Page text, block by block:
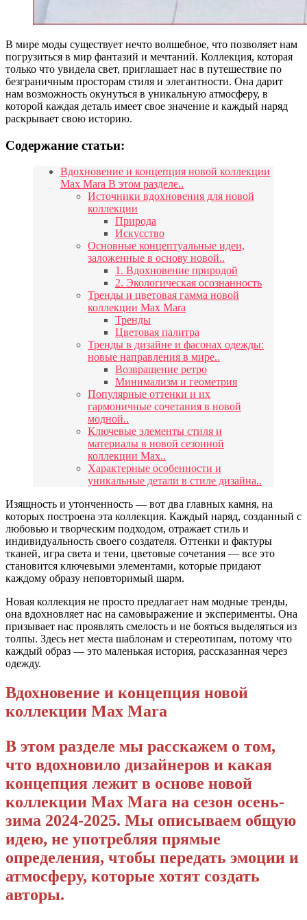
В мире моды существует нечто волшебное, что позволяет нам
погрузиться в мир фантазий и мечтаний. Коллекция, которая
только что увидела свет, приглашает нас в путешествие по
безграничным просторам стиля и элегантности. Она дарит
нам возможность окунуться в уникальную атмосферу, в
которой каждая деталь имеет свое значение и каждый наряд
раскрывает свою историю.
Содержание статьи:
Вдохновение и концепция новой коллекции
Max Mara В этом разделе..
Источники вдохновения для новой
коллекции
Природа
Искусство
Основные концептуальные идеи,
заложенные в основу новой..
1. Вдохновение природой
2. Экологическая осознанность
Тренды и цветовая гамма новой
коллекции Max Mara
Тренды
Цветовая палитра
Тренды в дизайне и фасонах одежды:
новые направления в мире..
Возвращение ретро
Минимализм и геометрия
Популярные оттенки и их
гармоничные сочетания в новой
модной..
Ключевые элементы стиля и
материалы в новой сезонной
коллекции Max..
Характерные особенности и
уникальные детали в стиле дизайна..
Изящность и утонченность — вот два главных камня, на
которых построена эта коллекция. Каждый наряд, созданный с
любовью и творческим подходом, отражает стиль и
индивидуальность своего создателя. Оттенки и фактуры
тканей, игра света и тени, цветовые сочетания — все это
становится ключевыми элементами, которые придают
каждому образу неповторимый шарм.
Новая коллекция не просто предлагает нам модные тренды,
она вдохновляет нас на самовыражение и эксперименты. Она
призывает нас проявлять смелость и не бояться выделяться из
толпы. Здесь нет места шаблонам и стереотипам, потому что
каждый образ — это маленькая история, рассказанная через
одежду.
Вдохновение и концепция новой
коллекции Max Mara
В этом разделе мы расскажем о том,
что вдохновило дизайнеров и какая
концепция лежит в основе новой
коллекции Max Mara на сезон осень-
зима 2024-2025. Мы описываем общую
идею, не употребляя прямые
определения, чтобы передать эмоции и
атмосферу, которые хотят создать
авторы.